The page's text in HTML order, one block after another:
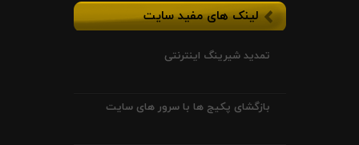
لینک های مفید سایت
تمدید شیرینگ اینترنتی
بازگشای پکیج ها با سرور های سایت